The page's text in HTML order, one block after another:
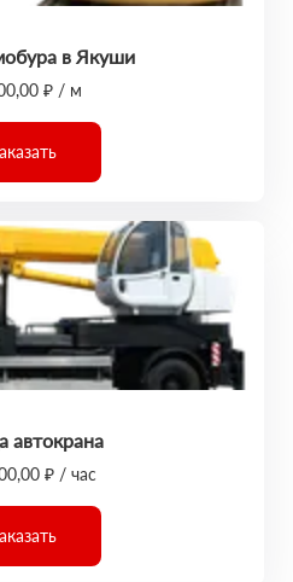
в Якуши
₽ / м
автокрана
₽ / час